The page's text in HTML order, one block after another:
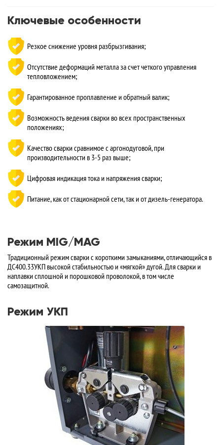
Ключевые особенности
Резкое снижение уровня разбрызгивания;
Отсутствие деформаций металла за счет четкого управления
тепловложением;
Гарантированное проплавление и обратный валик;
Возможность ведения сварки во всех пространственных
положениях;
Качество сварки сравнимое с аргонодуговой, при
производительности в 3-5 раз выше;
Цифровая индикация тока и напряжения сварки;
Питание, как от стационарной сети, так и от дизель-генератора.
Режим MIG/MAG
Традиционный режим сварки с короткими замыканиями, отличающийся в
ДC400.33УКП высокой стабильностью и «мягкой» дугой. Для сварки и
наплавки сплошной и порошковой проволокой, в том числе
самозащитной.
Режим УКП